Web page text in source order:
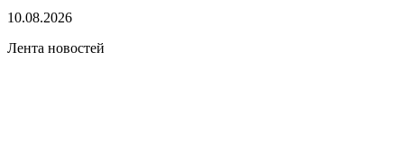
10.08.2026
Лента новостей